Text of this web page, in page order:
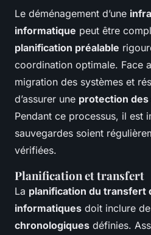
Le déménagement d’une
informatique peut être
planification préalable
coordination optimale. Face
migration des systèmes et
d’assurer une protection
Pendant ce processus, il est
sauvegardes soient
vérifiées.
Planification et transfert
La planification du transfert
informatiques doit inclure
chronologiques définies.